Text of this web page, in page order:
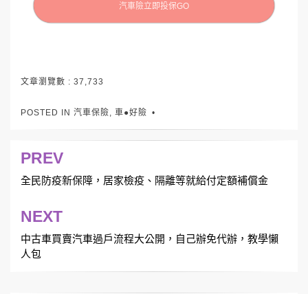
汽車險立即投保GO
文章瀏覽數 : 37,733
POSTED IN 汽車保險, 車●好險
文
章
導
覽
PREV
全民防疫新保障，居家檢疫、隔離等就給付定額補償金
NEXT
中古車買賣汽車過戶流程大公開，自己辦免代辦，教學懶
人包